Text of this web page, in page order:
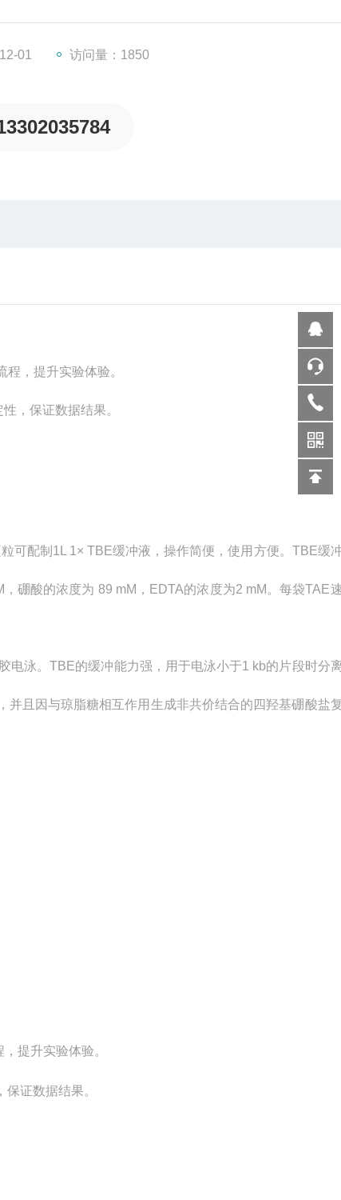
01 访问量：1850
程，提升实验体验。
，保证数据结果。
可配制1L 1× TBE缓冲液，操作简便，使用方便。TBE缓
，硼酸的浓度为 89 mM，EDTA的浓度为2 mM。每袋TAE
泳。TBE的缓冲能力强，用于电泳小于1 kb的片段时分
且因与琼脂糖相互作用生成非共价结合的四羟基硼酸盐
提升实验体验。
证数据结果。